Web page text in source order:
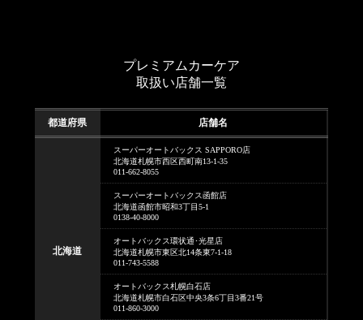
プレミアムカーケア
取扱い店舗一覧
都道府県 店舗名
北海道
スーパーオートバックス SAPPORO店
北海道札幌市西区西町南13-1-35
011-662-8055
スーパーオートバックス函館店
北海道函館市昭和3丁目5-1
0138-40-8000
オートバックス環状通･光星店
北海道札幌市東区北14条東7-1-18
011-743-5588
オートバックス札幌白石店
北海道札幌市白石区中央3条6丁目3番21号
011-860-3000